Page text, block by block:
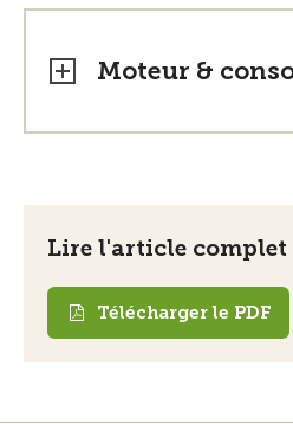
Moteur &
Lire l'article complet
Télécharger le PDF